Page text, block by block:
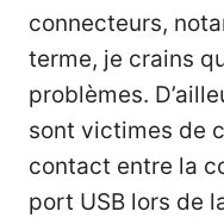
connecteurs,
terme, je crains
problèmes.
sont victimes de
contact entre la
port USB lors de